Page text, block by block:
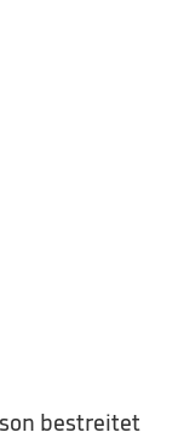
bestreitet